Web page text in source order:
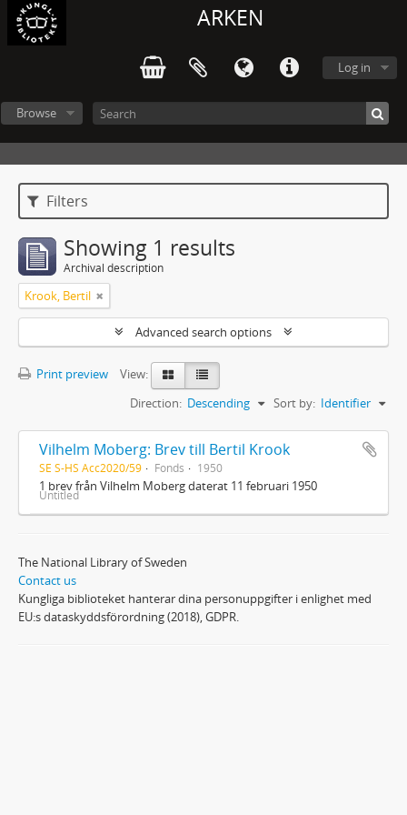
ARKEN
Log in
Browse
Filters
Showing 1 results
Archival description
Krook, Bertil
Advanced search options
Print preview
View:
Sort by: Identifier
Direction: Descending
Vilhelm Moberg: Brev till Bertil Krook
SE S-HS Acc2020/59 Fonds 1950
1 brev från Vilhelm Moberg daterat 11 februari 1950
Untitled
The National Library of Sweden
Contact us
Kungliga biblioteket hanterar dina personuppgifter i enlighet med
EU:s dataskyddsförordning (2018), GDPR.